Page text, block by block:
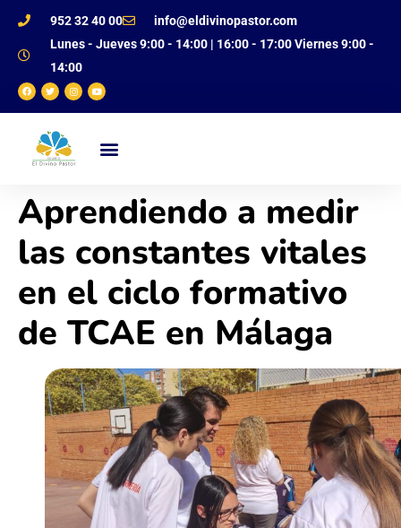
952 32 40 00
info@eldivinopastor.com
Lunes - Jueves 9:00 - 14:00 | 16:00 - 17:00 Viernes 9:00 -
14:00
Aprendiendo a medir
las constantes vitales
en el ciclo formativo
de TCAE en Málaga